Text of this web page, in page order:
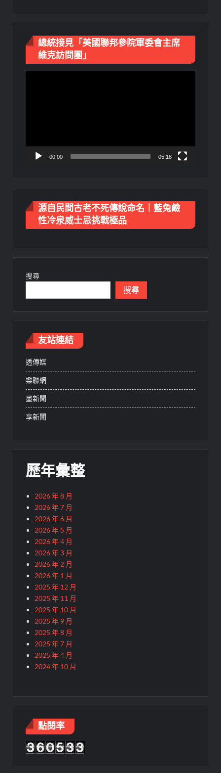
總統接見「美國聯邦參院軍委會主席
維克訪問團」
00:00 05:18
源自民間古老不死傳說命名｜藍兔鹼
性冷泉威士忌挑戰極品
搜尋
搜尋
友站連結
透傳媒
樂聯網
墨新聞
享新聞
歷年彙整
2026 年 8 月
2026 年 7 月
2026 年 6 月
2026 年 5 月
2026 年 4 月
2026 年 3 月
2026 年 2 月
2026 年 1 月
2025 年 12 月
2025 年 11 月
2025 年 10 月
2025 年 9 月
2025 年 8 月
2025 年 7 月
2025 年 4 月
2024 年 10 月
點閱率